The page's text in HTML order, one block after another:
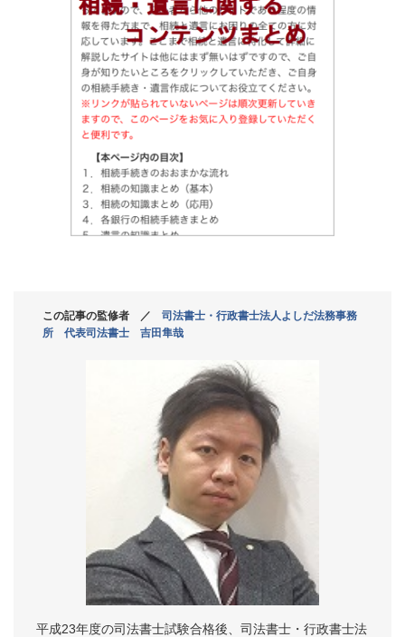
この記事の監修者 ／ 司法書士・行政書士法人よしだ法務事務
所 代表司法書士 吉田隼哉
平成23年度の司法書士試験合格後、司法書士・行政書士法